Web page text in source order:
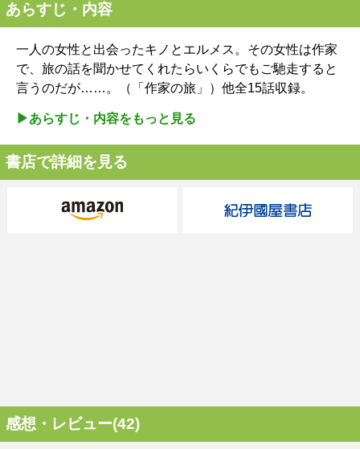
あらすじ・内容
一人の女性と出会ったキノとエルメス。その女性は作家
で、旅の話を聞かせてくれたらいくらでもご馳走すると
言うのだが……。（「作家の旅」）他全15話収録。
▶︎あらすじ・内容をもっと見る
書店で詳細を見る
感想・レビュー(42)